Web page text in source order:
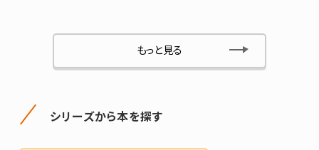
もっと見る
シリーズから本を探す